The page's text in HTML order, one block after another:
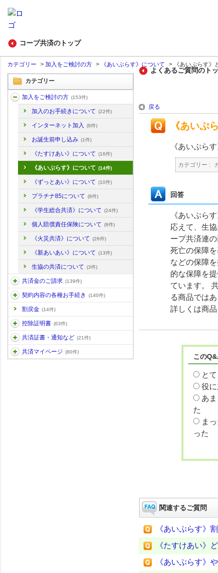
コープ共済のトップ
カテゴリー > 加入をご検討の方 > 《あいぷらす》について > 《あいぷらす
カテゴリー
加入をご検討の方 (153件)
加入のお手続きについて (22件)
インターネット加入 (8件)
お誕生前申し込み (1件)
《たすけあい》について (16件)
《あいぷらす》について (14件)
《ずっとあい》について (10件)
プラチナ85について (8件)
《学生総合共済》について (24件)
個人賠償責任保険について (8件)
《火災共済》について (26件)
《新あいあい》について (13件)
生協の共済について (3件)
共済金のご請求 (139件)
契約内容の各種お手続き (140件)
割戻金 (14件)
控除証明書 (63件)
共済証書・通知など (21件)
共済マイページ (80件)
よくあるご質問のト
戻る
《あいぷ
《あいぷら
カテゴリー :
回答
《あいぷら
応えて、生
ープ共済連
死亡の保障
などの保障
的な保障を
ています。
る商品では
詳しくは商
この
と
役
あ
た
ま
った
関連するご質問
《あいぷらす》
《たすけあい》
《あいぷらす》